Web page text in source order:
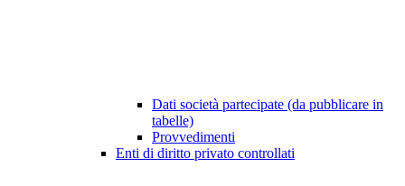
Dati società partecipate (da pubblicare in
tabelle)
Provvedimenti
Enti di diritto privato controllati